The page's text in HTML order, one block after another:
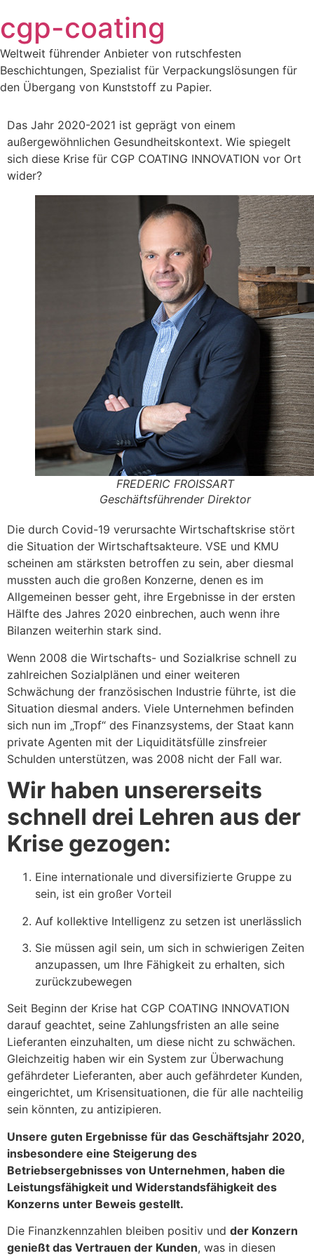
Inhalt
springen
cgp-coating
Weltweit führender Anbieter von rutschfesten
Beschichtungen, Spezialist für Verpackungslösungen für
den Übergang von Kunststoff zu Papier.
Das Jahr 2020-2021 ist geprägt von einem
außergewöhnlichen Gesundheitskontext. Wie spiegelt
sich diese Krise für CGP COATING INNOVATION vor Ort
wider?
FREDERIC FROISSART
Geschäftsführender Direktor
Die durch Covid-19 verursachte Wirtschaftskrise stört
die Situation der Wirtschaftsakteure. VSE und KMU
scheinen am stärksten betroffen zu sein, aber diesmal
mussten auch die großen Konzerne, denen es im
Allgemeinen besser geht, ihre Ergebnisse in der ersten
Hälfte des Jahres 2020 einbrechen, auch wenn ihre
Bilanzen weiterhin stark sind.
Wenn 2008 die Wirtschafts- und Sozialkrise schnell zu
zahlreichen Sozialplänen und einer weiteren
Schwächung der französischen Industrie führte, ist die
Situation diesmal anders. Viele Unternehmen befinden
sich nun im „Tropf“ des Finanzsystems, der Staat kann
private Agenten mit der Liquiditätsfülle zinsfreier
Schulden unterstützen, was 2008 nicht der Fall war.
Wir haben unsererseits
schnell drei Lehren aus der
Krise gezogen:
Eine internationale und diversifizierte Gruppe zu
sein, ist ein großer Vorteil
Auf kollektive Intelligenz zu setzen ist unerlässlich
Sie müssen agil sein, um sich in schwierigen Zeiten
anzupassen, um Ihre Fähigkeit zu erhalten, sich
zurückzubewegen
Seit Beginn der Krise hat CGP COATING INNOVATION
darauf geachtet, seine Zahlungsfristen an alle seine
Lieferanten einzuhalten, um diese nicht zu schwächen.
Gleichzeitig haben wir ein System zur Überwachung
gefährdeter Lieferanten, aber auch gefährdeter Kunden,
eingerichtet, um Krisensituationen, die für alle nachteilig
sein könnten, zu antizipieren.
Unsere guten Ergebnisse für das Geschäftsjahr 2020,
insbesondere eine Steigerung des
Betriebsergebnisses von Unternehmen, haben die
Leistungsfähigkeit und Widerstandsfähigkeit des
Konzerns unter Beweis gestellt.
Die Finanzkennzahlen bleiben positiv und der Konzern
genießt das Vertrauen der Kunden, was in diesen